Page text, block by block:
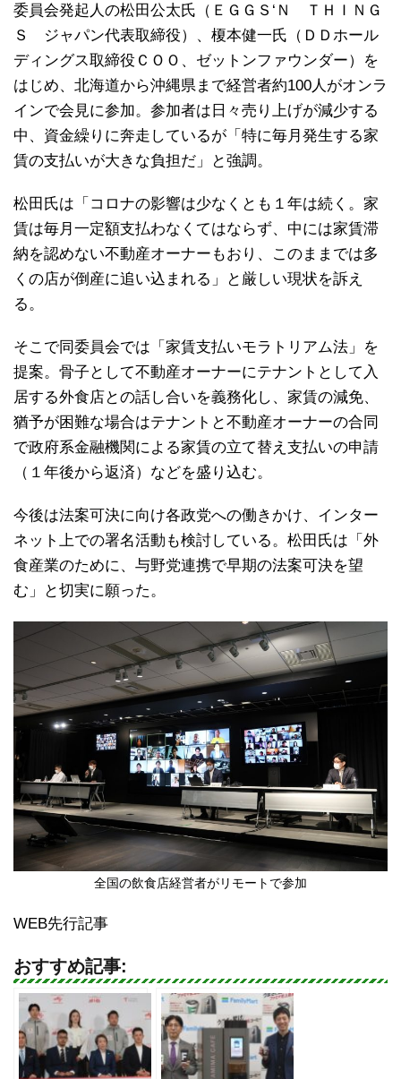
委員会発起人の松田公太氏（ＥＧＧＳ‘Ｎ ＴＨＩＮＧ
Ｓ ジャパン代表取締役）、榎本健一氏（ＤＤホール
ディングス取締役ＣＯＯ、ゼットンファウンダー）を
はじめ、北海道から沖縄県まで経営者約100人がオンラ
インで会見に参加。参加者は日々売り上げが減少する
中、資金繰りに奔走しているが「特に毎月発生する家
賃の支払いが大きな負担だ」と強調。
松田氏は「コロナの影響は少なくとも１年は続く。家
賃は毎月一定額支払わなくてはならず、中には家賃滞
納を認めない不動産オーナーもおり、このままでは多
くの店が倒産に追い込まれる」と厳しい現状を訴え
る。
そこで同委員会では「家賃支払いモラトリアム法」を
提案。骨子として不動産オーナーにテナントとして入
居する外食店との話し合いを義務化し、家賃の減免、
猶予が困難な場合はテナントと不動産オーナーの合同
で政府系金融機関による家賃の立て替え支払いの申請
（１年後から返済）などを盛り込む。
今後は法案可決に向け各政党への働きかけ、インター
ネット上での署名活動も検討している。松田氏は「外
食産業のために、与野党連携で早期の法案可決を望
む」と切実に願った。
全国の飲食店経営者がリモートで参加
WEB先行記事
おすすめ記事: